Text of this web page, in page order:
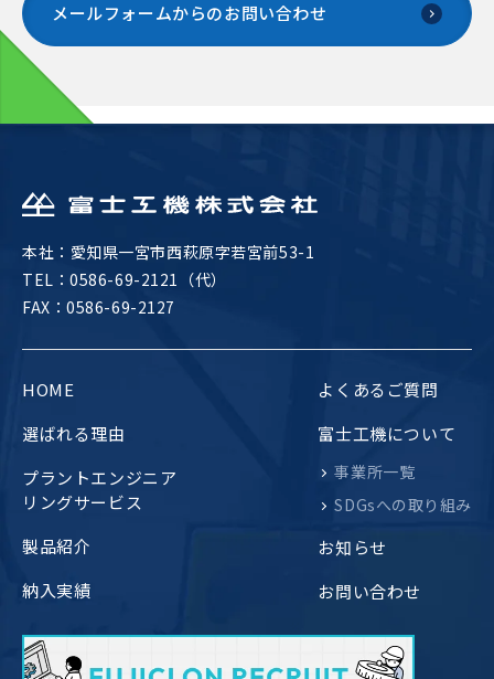
メールフォームからのお問い合わせ
本社：愛知県一宮市西萩原字若宮前53-1
TEL：0586-69-2121（代）
FAX：0586-69-2127
HOME
選ばれる理由
プラントエンジニア
リングサービス
製品紹介
納入実績
よくあるご質問
富士工機について
事業所一覧
SDGsへの取り組み
お知らせ
お問い合わせ